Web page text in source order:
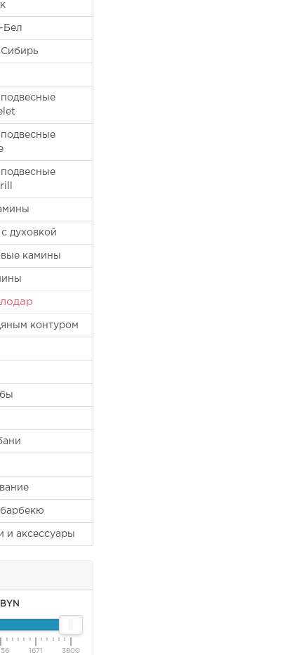
Бел
духовкой
камины
контуром
барбекю
и аксессуары
BYN
1671 3800